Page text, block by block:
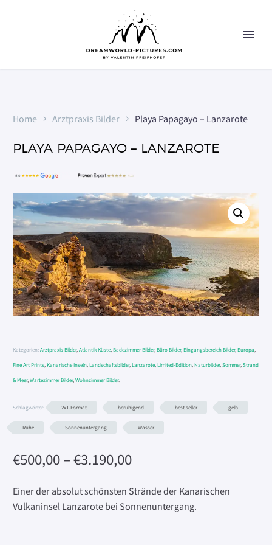
Home Arztpraxis Bilder Playa Papagayo – Lanzarote
PLAYA PAPAGAYO – LANZAROTE
Kategorien:Arztpraxis Bilder, Atlantik Küste Badezimmer Bilder, Büro Bilder, Eingangsbereich Bilder, Europa
Fine Art Prints Kanarische Inseln Landschaftsbilder, Lanzarote Limited-Edition Naturbilder, Sommer, Strand
& Meer, Wartezimmer Bilder, Wohnzimmer Bilder.
Schlagwörter: 2x1-Format beruhigend best seller gelb
Ruhe Sonnenuntergang Wasser
€500,00–€3.190,00Preisspanne:
bis
€3.190,00
Einer der absolut schönsten Strände der Kanarischen
Vulkaninsel Lanzarote bei Sonnenuntergang.